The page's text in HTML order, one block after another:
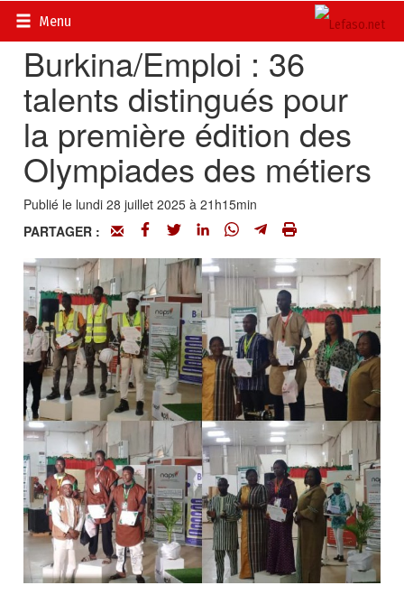
Menu
Accueil>
Burkina/Emploi : 36
talents distingués pour
la première édition des
Olympiades des métiers
Publié le lundi 28 juillet 2025 à 21h15min
PARTAGER :